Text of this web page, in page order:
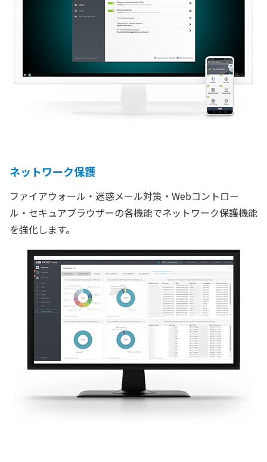
ネットワーク保護
ファイアウォール・迷惑メール対策・Webコントロー
ル・セキュアブラウザーの各機能でネットワーク保護機能
を強化します。